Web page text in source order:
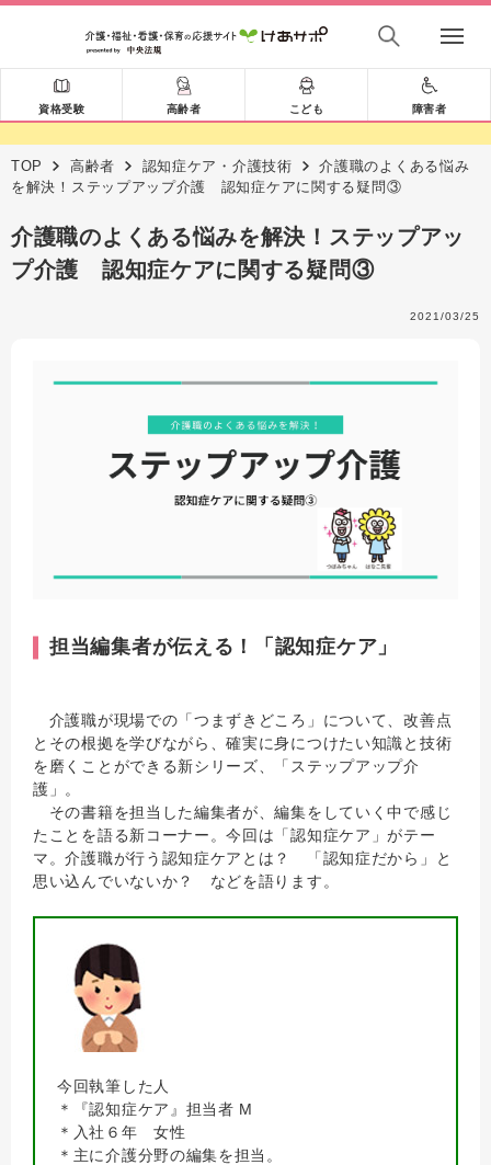
資格受験 高齢者 こども 障害者
TOP 高齢者 認知症ケア・介護技術
介護職のよくある悩み
を解決！ステップアップ介護 認知症ケアに関する疑問③
介護職のよくある悩みを解決！ステップアッ
プ介護 認知症ケアに関する疑問③
2021/03/25
担当編集者が伝える！「認知症ケア」
介護職が現場での「つまずきどころ」について、改善点
とその根拠を学びながら、確実に身につけたい知識と技術
を磨くことができる新シリーズ、「ステップアップ介
護」。
その書籍を担当した編集者が、編集をしていく中で感じ
たことを語る新コーナー。今回は「認知症ケア」がテー
マ。介護職が行う認知症ケアとは？ 「認知症だから」と
思い込んでいないか？ などを語ります。
今回執筆した人
＊『認知症ケア』担当者 M
＊入社６年 女性
＊主に介護分野の編集を担当。